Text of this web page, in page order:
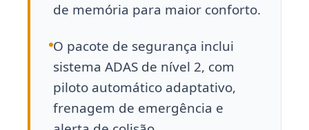
de memória para maior conforto.
O pacote de segurança inclui
sistema ADAS de nível 2, com
piloto automático adaptativo,
frenagem de emergência e